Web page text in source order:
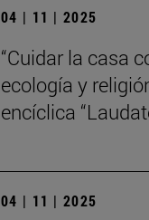
04 | 11 | 2025
“Cuidar la casa
ecología y
encíclica
04 | 11 | 2025